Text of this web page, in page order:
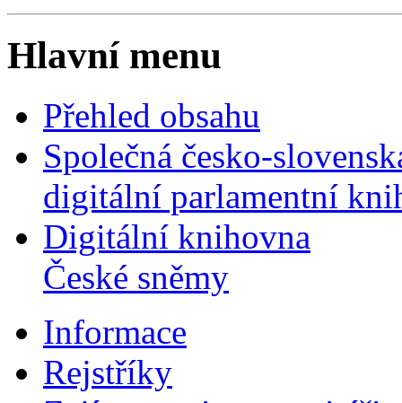
Hlavní menu
Přehled obsahu
Společná česko-
digitální parlamentní
Digitální knihovna
České sněmy
Informace
Rejstříky